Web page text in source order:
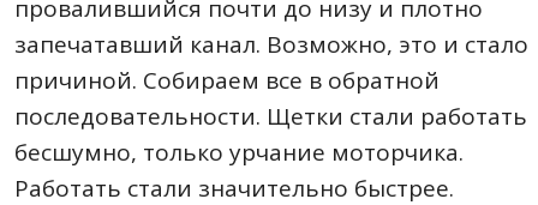
провалившийся почти до низу и плотно
запечатавший канал. Возможно, это и стало
причиной. Собираем все в обратной
последовательности. Щетки стали работать
бесшумно, только урчание моторчика.
Работать стали значительно быстрее.